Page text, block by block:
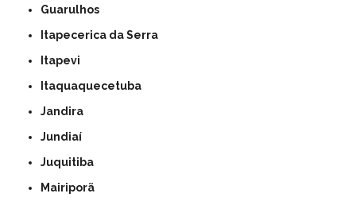
Guarulhos
Itapecerica da Serra
Itapevi
Itaquaquecetuba
Jandira
Jundiaí
Juquitiba
Mairiporã